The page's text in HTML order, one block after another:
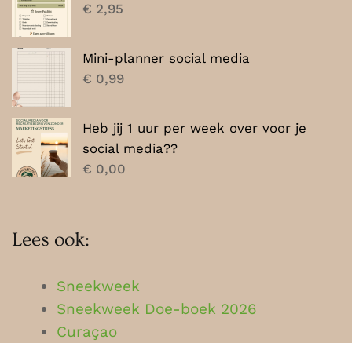
€ 2,95
Mini-planner social media
€ 0,99
Heb jij 1 uur per week over voor je
social media??
€ 0,00
Lees ook:
Sneekweek
Sneekweek Doe-boek 2026
Curaçao